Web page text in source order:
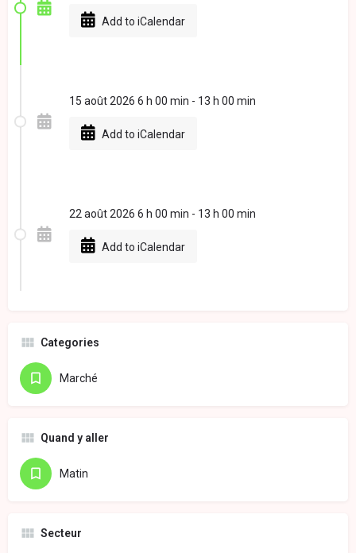
Add to iCalendar
15 août 2026 6 h 00 min - 13 h 00 min
Add to iCalendar
22 août 2026 6 h 00 min - 13 h 00 min
Add to iCalendar
Categories
Marché
Quand y aller
Matin
Secteur